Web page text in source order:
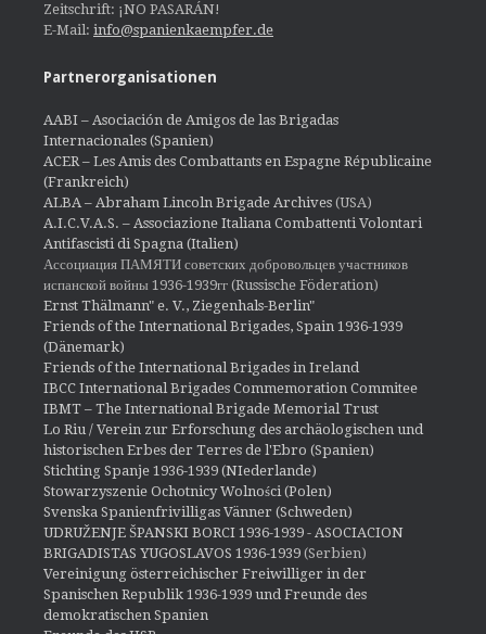
Zeitschrift: ¡NO PASARÁN!
E-Mail: info@spanienkaempfer.de
Partnerorganisationen
AABI – Asociación de Amigos de las Brigadas
Internacionales (Spanien)
ACER – Les Amis des Combattants en Espagne Républicaine
(Frankreich)
ALBA – Abraham Lincoln Brigade Archives (USA)
A.I.C.V.A.S. – Associazione Italiana Combattenti Volontari
Antifascisti di Spagna (Italien)
Ассоциация ПАМЯТИ советских добровольцев участников
испанской войны 1936-1939гг (Russische Föderation)
Ernst Thälmann" e. V., Ziegenhals-Berlin"
Friends of the International Brigades, Spain 1936-1939
(Dänemark)
Friends of the International Brigades in Ireland
IBCC International Brigades Commemoration Commitee
IBMT – The International Brigade Memorial Trust
Lo Riu / Verein zur Erforschung des archäologischen und
historischen Erbes der Terres de l'Ebro (Spanien)
Stichting Spanje 1936-1939 (NIederlande)
Stowarzyszenie Ochotnicy Wolności (Polen)
Svenska Spanienfrivilligas Vänner (Schweden)
UDRUŽENJE ŠPANSKI BORCI 1936-1939 - ASOCIACION
BRIGADISTAS YUGOSLAVOS 1936-1939 (Serbien)
Vereinigung österreichischer Freiwilliger in der
Spanischen Republik 1936-1939 und Freunde des
demokratischen Spanien